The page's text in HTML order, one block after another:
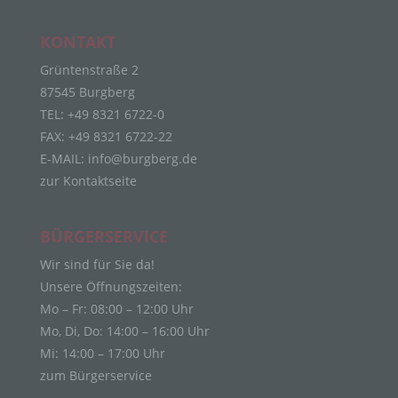
KONTAKT
Grüntenstraße 2
87545 Burgberg
TEL: +49 8321 6722-0
FAX: +49 8321 6722-22
E-MAIL: info@burgberg.de
zur Kontaktseite
BÜRGERSERVICE
Wir sind für Sie da!
Unsere Öffnungszeiten:
Mo – Fr: 08:00 – 12:00 Uhr
Mo, Di, Do: 14:00 – 16:00 Uhr
Mi: 14:00 – 17:00 Uhr
zum Bürgerservice
natürliche Person (im Folgenden „betroffene
Person") beziehen. Als identifizierbar wird eine
natürliche Person angesehen, die direkt oder
indirekt, insbesondere mittels Zuordnung zu einer
Kennung wie einem Namen, zu einer
Kennnummer, zu Standortdaten, zu einer Online-
Kennung oder zu einem oder mehreren
besonderen Merkmalen, die Ausdruck der
physischen, physiologischen, genetischen,
sozialen Identität dieser natürlichen Person sind,
identifiziert werden kann.
b) betroffene Person
Betroffene Person ist jede identifizierte oder
personenbezogene Daten von dem für die
Verarbeitung Verantwortlichen verarbeitet werden.
c) Verarbeitung